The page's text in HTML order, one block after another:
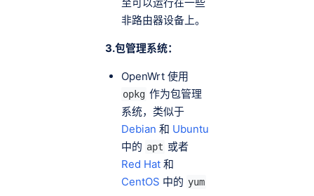
至可以运行在一些
非路由器设备上。
3.包管理系统：
OpenWrt 使用
opkg 作为包管理
系统，类似于
Debian 和 Ubuntu
中的 apt 或者
Red Hat和
CentOS 中的 yum